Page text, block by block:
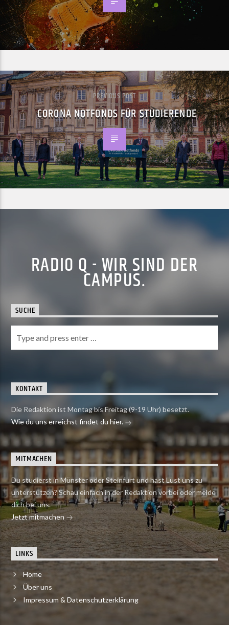
PREVIOUS POST
CORONA NOTFONDS FÜR STUDIERENDE
RADIO Q - WIR SIND DER
CAMPUS.
SUCHE
KONTAKT
Die Redaktion ist Montag bis Freitag (9-19 Uhr) besetzt.
Wie du uns erreichst findet du hier.
MITMACHEN
Du studierst in Münster oder Steinfurt und hast Lust uns zu
unterstützen? Schau einfach in der Redaktion vorbei oder melde
dich bei uns.
Jetzt mitmachen
LINKS
Home
Über uns
Impressum & Datenschutzerklärung